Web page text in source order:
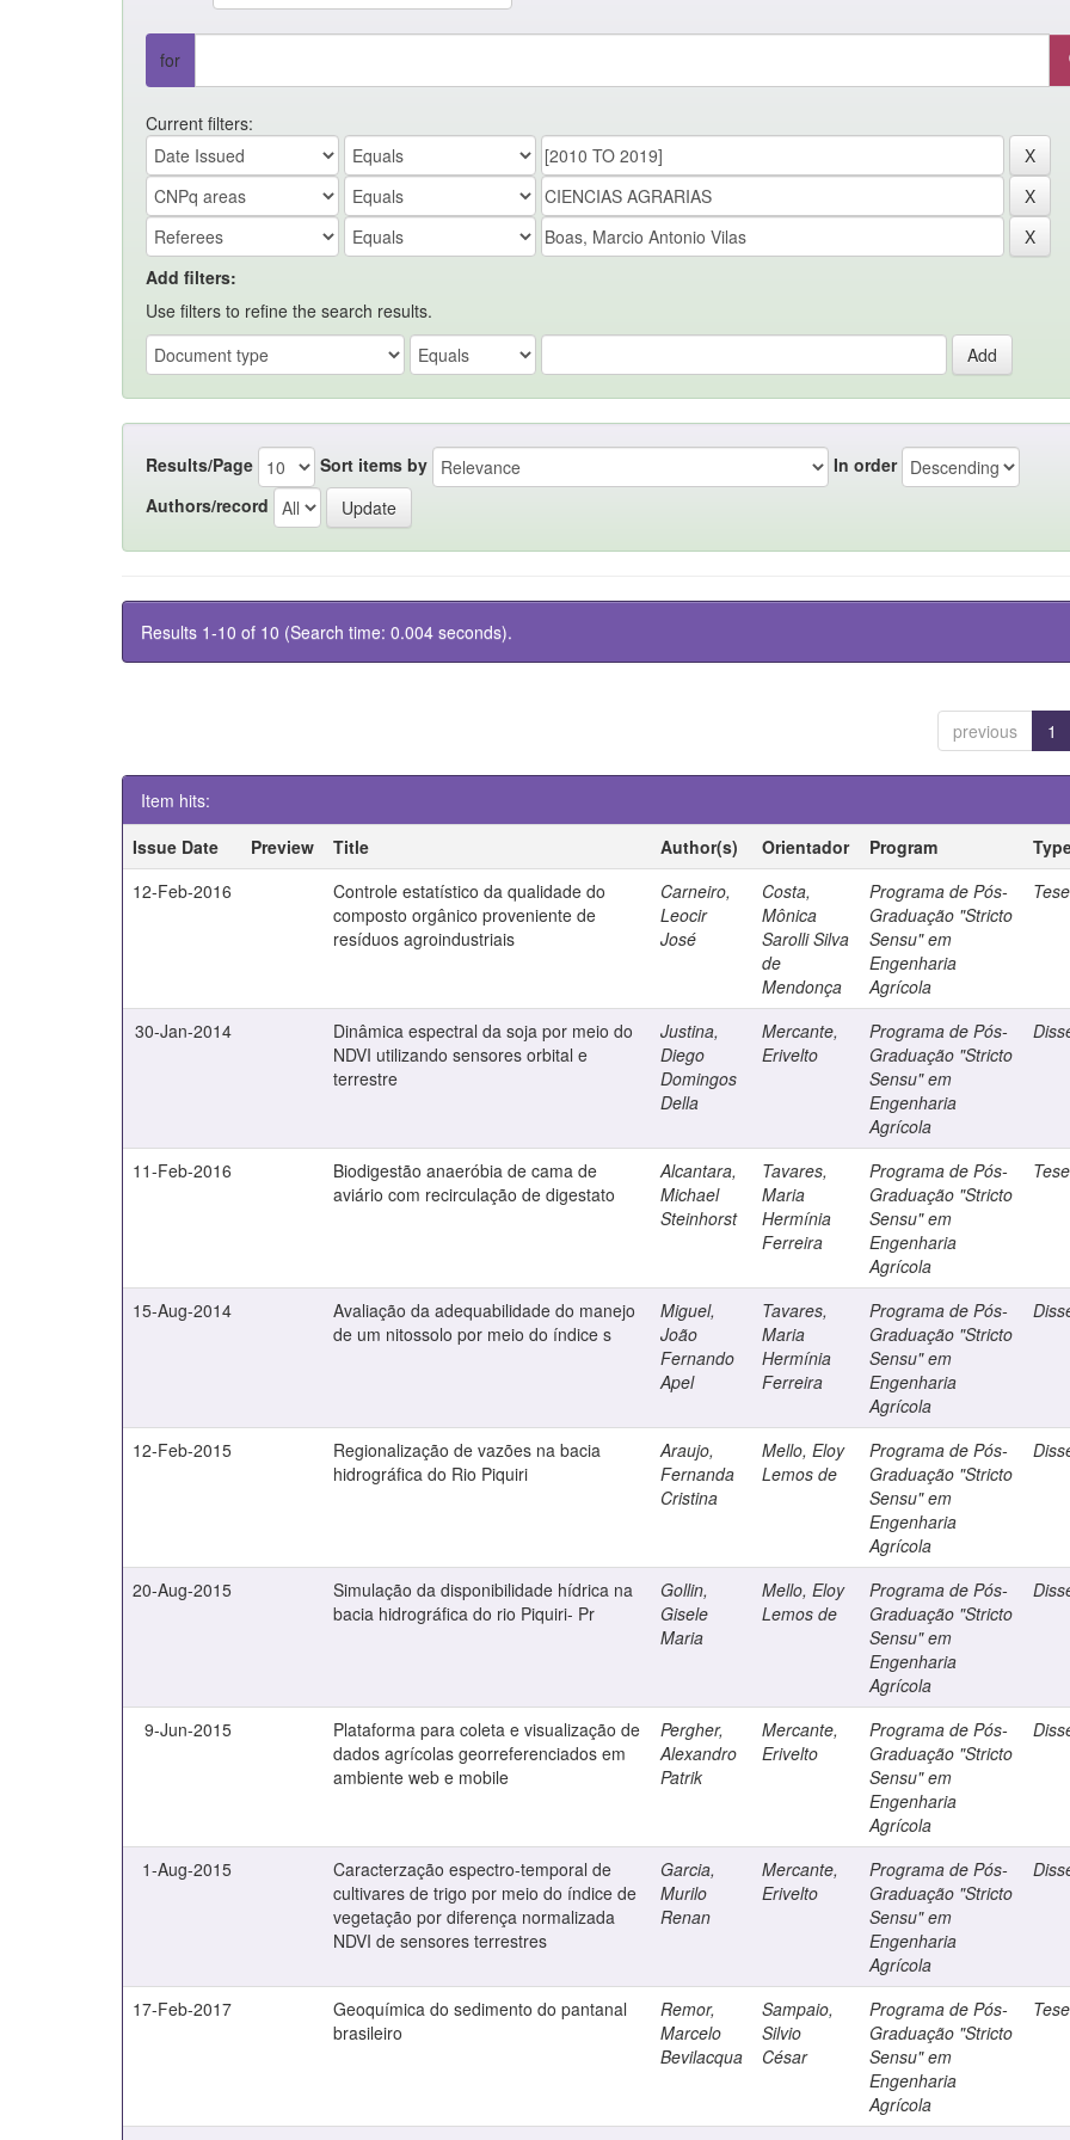
for
Current filters:
Add filters:
Use filters to refine the search results.
Results/Page Sort items by
In order
Authors/record
Results 1-10 of 10 (Search time: 0.004 seconds).
previous 1
Item hits:
Issue Date
Preview Title Author(s) Orientador Program
12-Feb-2016
Controle estatístico da qualidade do
composto orgânico proveniente de
resíduos agroindustriais
Carneiro,
Leocir
José
Costa,
Mônica
Sarolli Silva
de
Mendonça
Programa de Pós-
Graduação "Stricto
Sensu" em
Engenharia
Agrícola
Tese
30-Jan-2014
Dinâmica espectral da soja por meio do
NDVI utilizando sensores orbital e
terrestre
Justina,
Diego
Domingos
Della
Mercante,
Erivelto
Programa de Pós-
Graduação "Stricto
Sensu" em
Engenharia
Agrícola
11-Feb-2016
Biodigestão anaeróbia de cama de
aviário com recirculação de digestato
Alcantara,
Michael
Steinhorst
Tavares,
Maria
Hermínia
Ferreira
Programa de Pós-
Graduação "Stricto
Sensu" em
Engenharia
Agrícola
Tese
15-Aug-2014
Avaliação da adequabilidade do manejo
de um nitossolo por meio do índice s
Miguel,
João
Fernando
Apel
Tavares,
Maria
Hermínia
Ferreira
Programa de Pós-
Graduação "Stricto
Sensu" em
Engenharia
Agrícola
12-Feb-2015
Regionalização de vazões na bacia
hidrográfica do Rio Piquiri
Araujo,
Fernanda
Cristina
Mello, Eloy
Lemos de
Programa de Pós-
Graduação "Stricto
Sensu" em
Engenharia
Agrícola
20-Aug-2015
Simulação da disponibilidade hídrica na
bacia hidrográfica do rio Piquiri- Pr
Gollin,
Gisele
Maria
Mello, Eloy
Lemos de
Programa de Pós-
Graduação "Stricto
Sensu" em
Engenharia
Agrícola
9-Jun-2015
Plataforma para coleta e visualização de
dados agrícolas georreferenciados em
ambiente web e mobile
Pergher,
Alexandro
Patrik
Mercante,
Erivelto
Programa de Pós-
Graduação "Stricto
Sensu" em
Engenharia
Agrícola
1-Aug-2015
Caracterzação espectro-temporal de
cultivares de trigo por meio do índice de
vegetação por diferença normalizada
NDVI de sensores terrestres
Garcia,
Murilo
Renan
Mercante,
Erivelto
Programa de Pós-
Graduação "Stricto
Sensu" em
Engenharia
Agrícola
17-Feb-2017
Geoquímica do sedimento do pantanal
brasileiro
Remor,
Marcelo
Bevilacqua
Sampaio,
Silvio
César
Programa de Pós-
Graduação "Stricto
Sensu" em
Engenharia
Agrícola
Tese